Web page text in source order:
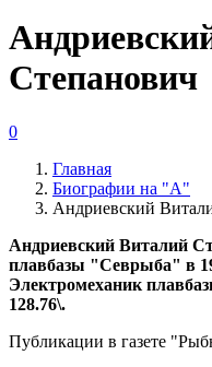
Степанович
0
Главная
Биографии на "А"
Андриевский
Андриевский Виталий
плавбазы "Севрыба" в
Электромеханик
128.76\.
Публикации в газете